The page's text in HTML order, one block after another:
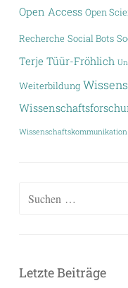
Open Access Open
Recherche Social Bots
Terje Tüür-Fröhlich
Weiterbildung
Wissenschaftskommunikation
Suchen
Letzte Beiträge